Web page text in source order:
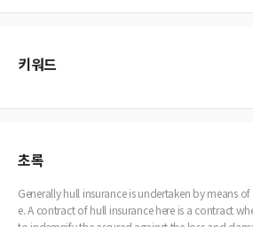
찾기
키워드
초록
Generally hull insurance is undertaken by means
e. A contract of hull insurance here is a contract